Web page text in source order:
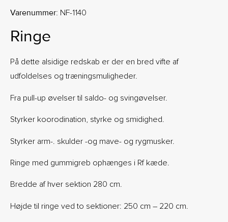
Varenummer: NF-1140
Ringe
På dette alsidige redskab er der en bred vifte af
udfoldelses og træningsmuligheder.
Fra pull-up øvelser til saldo- og svingøvelser.
Styrker koorodination, styrke og smidighed.
Styrker arm-. skulder -og mave- og rygmusker.
Ringe med gummigreb ophænges i Rf kæde.
Bredde af hver sektion 280 cm.
Højde til ringe ved to sektioner: 250 cm – 220 cm.